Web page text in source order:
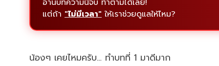
อ่านบทความนี้จบ ทำตามได้เลย!
แต่ถ้า "ไม่มีเวลา" ให้เราช่วยดูแลให้ไหม?
น้องๆ เคยไหมครับ… ทำบทที่ 1 มาดีมาก